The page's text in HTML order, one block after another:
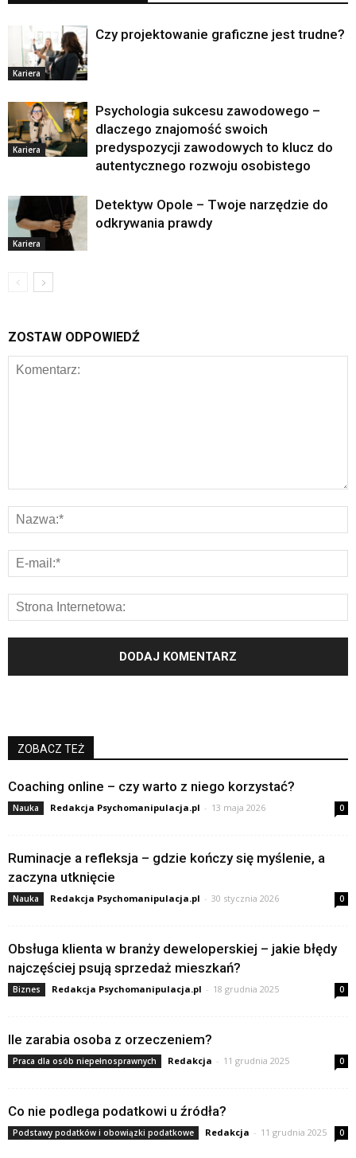
Kariera
Czy projektowanie graficzne jest trudne?
Kariera
Psychologia sukcesu zawodowego –
dlaczego znajomość swoich
predyspozycji zawodowych to klucz do
autentycznego rozwoju osobistego
Kariera
Detektyw Opole – Twoje narzędzie do
odkrywania prawdy
ZOSTAW ODPOWIEDŹ
ZOBACZ TEŻ
Coaching online – czy warto z niego korzystać?
Nauka Redakcja Psychomanipulacja.pl - 13 maja 2026 0
Ruminacje a refleksja – gdzie kończy się myślenie, a
zaczyna utknięcie
Nauka Redakcja Psychomanipulacja.pl - 30 stycznia 2026 0
Obsługa klienta w branży deweloperskiej – jakie błędy
najczęściej psują sprzedaż mieszkań?
Biznes Redakcja Psychomanipulacja.pl - 18 grudnia 2025 0
Ile zarabia osoba z orzeczeniem?
Praca dla osób niepełnosprawnych Redakcja - 11 grudnia 2025 0
Co nie podlega podatkowi u źródła?
Podstawy podatków i obowiązki podatkowe Redakcja - 11 grudnia 2025 0